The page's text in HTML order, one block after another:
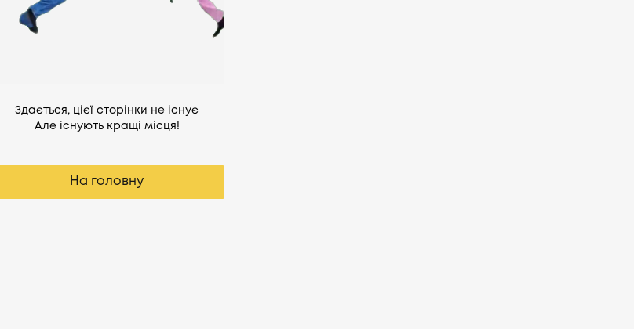
Здається, цієї сторінки не існує
Але існують кращі місця!
На головну